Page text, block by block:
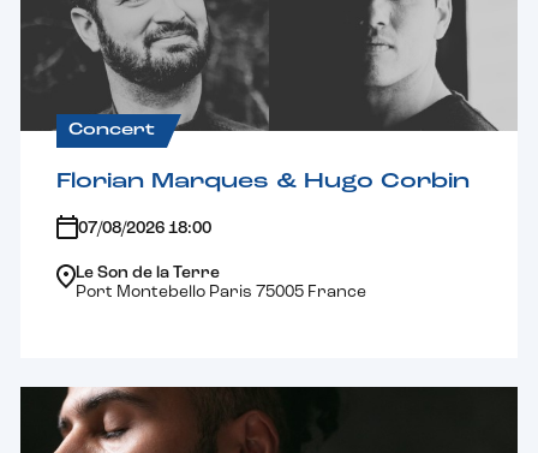
Concert
Florian Marques & Hugo Corbin
07/08/2026 18:00
Le Son de la Terre
Port Montebello Paris 75005 France